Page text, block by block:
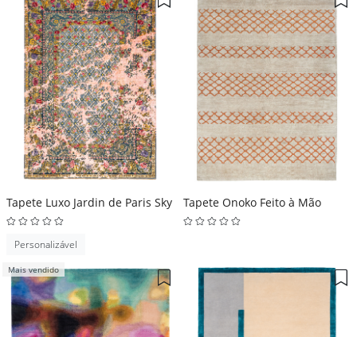
Tapete Luxo Jardin de Paris Sky
Personalizável
Tapete Onoko Feito à Mão
Mais vendido